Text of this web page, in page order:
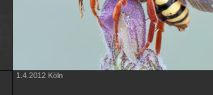
1.4.2012 Köln